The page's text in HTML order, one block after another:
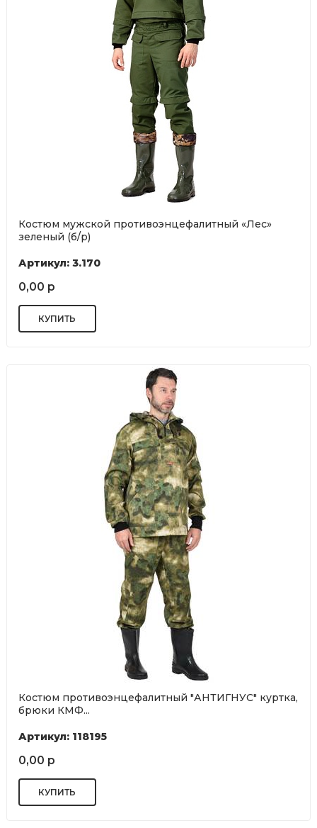
Костюм мужской противоэнцефалитный «Лес»
зеленый (б/р)
Артикул: 3.170
0,00 р
Костюм противоэнцефалитный "АНТИГНУС" куртка,
брюки КМФ...
Артикул: 118195
0,00 р